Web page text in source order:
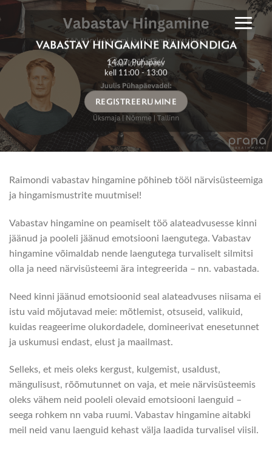
Skip
to
content
VABASTAV HINGAMINE RAIMONDIGA
14.07, Pühapäev
kell 11:00 - 13:00
REGISTREERUMINE
Raimondi vabastav hingamine põhineb tööl närvisüsteemiga
ja hingamismustrite muutmisel!
Vabastav hingamine on peamiselt töö alateadvusesse kinni
jäänud ja pooleli jäänud emotsiooni laengutega. Vabastav
hingamine võimaldab nende laengutega turvaliselt silmitsi
olla ja need närvisüsteemi ära integreerida – nn. vabastada.
Need kinni jäänud emotsioonid seal alateadvuses niisama ei
istu vaid mõjutavad meie: mõtlemist, otsuseid, valikuid,
kuidas reageerime olukordadele, domineerivat enesetunnet
ja uskumusi endast, elust ja maailmast.
Selleks, et meis oleks kergust, kulgemist, usaldust,
mängulisust, rõõmutunnet on vaja, et meie närvisüsteemis
oleks vähem neid pooleli olevaid emotsiooni laenguid –
seega rohkem nn vaba ruumi. Vabastav hingamine aitabki
meil neid vanu laenguid kehast välja laadida turvalisel viisil.